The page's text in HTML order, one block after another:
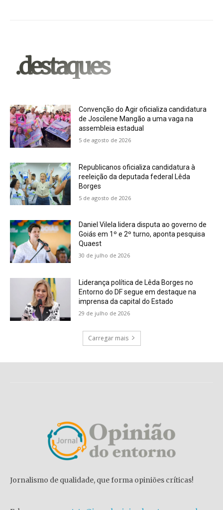
.destaques
Convenção do Agir oficializa candidatura
de Joscilene Mangão a uma vaga na
assembleia estadual
5 de agosto de 2026
Republicanos oficializa candidatura à
reeleição da deputada federal Lêda
Borges
5 de agosto de 2026
Daniel Vilela lidera disputa ao governo de
Goiás em 1º e 2º turno, aponta pesquisa
Quaest
30 de julho de 2026
Liderança política de Lêda Borges no
Entorno do DF segue em destaque na
imprensa da capital do Estado
29 de julho de 2026
Carregar mais
Jornalismo de qualidade, que forma opiniões críticas!